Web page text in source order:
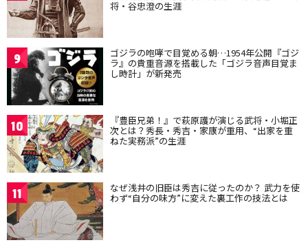
将・谷忠澄の生涯
9 ゴジラの咆哮で目覚める朝…1954年公開『ゴジ
ラ』の貴重音源を搭載した「ゴジラ音声目覚ま
し時計」が新発売
10 『豊臣兄弟！』で萩原護が演じる武将・小堀正
次とは？秀長・秀吉・家康が重用、“出家を重
ねた実務派”の生涯
11 なぜ浅井の旧臣は秀吉に従ったのか？ 武力を使
わず“自分の味方”に変えた裏工作の技法とは